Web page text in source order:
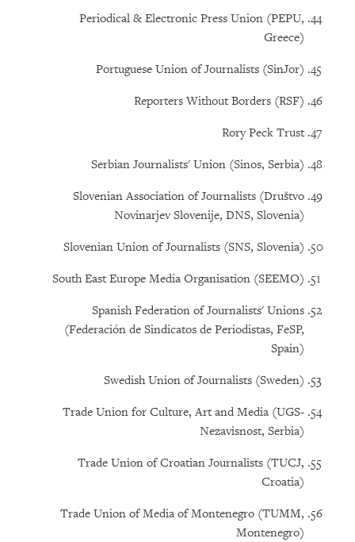
Periodical & Electronic Press Union (PEPU,
Greece)
Portuguese Union of Journalists (SinJor)
Reporters Without Borders (RSF)
Rory Peck Trust
Serbian Journalists' Union (Sinos, Serbia)
Slovenian Association of Journalists (Društvo
Novinarjev Slovenije, DNS, Slovenia)
Slovenian Union of Journalists (SNS, Slovenia)
South East Europe Media Organisation (SEEMO)
Spanish Federation of Journalists' Unions
(Federación de Sindicatos de Periodistas, FeSP,
Spain)
Swedish Union of Journalists (Sweden)
Trade Union for Culture, Art and Media (UGS-
Nezavisnost, Serbia)
Trade Union of Croatian Journalists (TUCJ,
Croatia)
Trade Union of Media of Montenegro (TUMM,
Montenegro)